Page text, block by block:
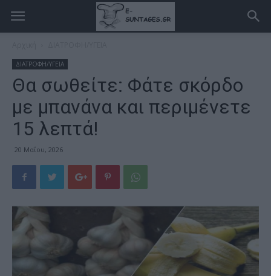
ΔΙΑΤΡΟΦΗ/ΥΓΕΙΑ
Θα σωθείτε: Φάτε σκόρδο
με μπανάνα και περιμένετε
15 λεπτά!
20 Μαΐου, 2026